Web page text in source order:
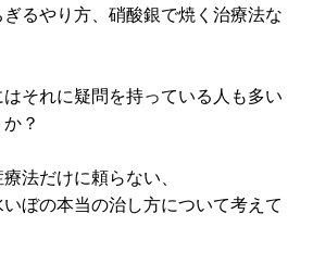
るやり方、硝酸銀で焼く治療法な
それに疑問を持っている人も多い
？
法だけに頼らない、
ぼの本当の治し方について考えて